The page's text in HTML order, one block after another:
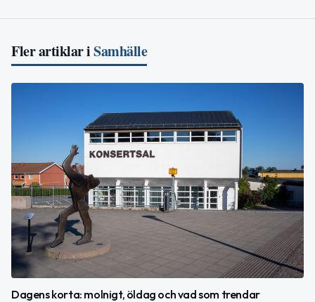
Fler artiklar iSamhälle
Dagens korta: molnigt, öldag och vad som trendar